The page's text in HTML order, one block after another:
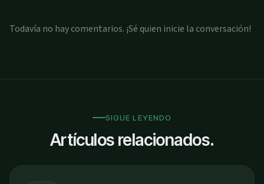
Todavía no hay comentarios. ¡Sé quien inicie la conversación!
SIGUE LEYENDO
Artículos relacionados.